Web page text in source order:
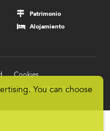
Patrimonio
Alojamiento
Cookies
| Izdelava/CMS: Webko.si
You can choose